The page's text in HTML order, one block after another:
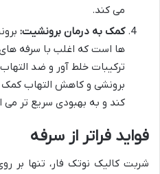
می کند.
کمک به درمان برونشیت:
ها است که اغلب با سرفه
ترکیبات خلط آور و ضد
برونشی و کاهش التهاب کمک
کند و به بهبودی سریع تر می
فواید فراتر از سرفه
شربت کالیک نوتک فار، تنها بر